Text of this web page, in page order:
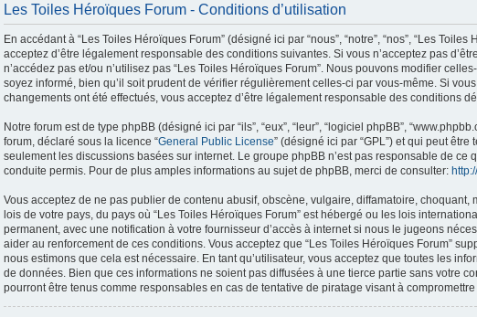
Les Toiles Héroïques Forum - Conditions d’utilisation
En accédant à “Les Toiles Héroïques Forum” (désigné ici par “nous”, “notre”, “nos”, “Les
acceptez d’être légalement responsable des conditions suivantes. Si vous n’acceptez pas
n’accédez pas et/ou n’utilisez pas “Les Toiles Héroïques Forum”. Nous pouvons modifier
soyez informé, bien qu’il soit prudent de vérifier régulièrement celles-ci par vous-même. Si
changements ont été effectués, vous acceptez d’être légalement responsable des conditions
Notre forum est de type phpBB (désigné ici par “ils”, “eux”, “leur”, “logiciel phpBB”,
forum, déclaré sous la licence “General Public License” (désigné ici par “GPL”) et qui peut être
seulement les discussions basées sur internet. Le groupe phpBB n’est pas responsable de ce
conduite permis. Pour de plus amples informations au sujet de phpBB, merci de consulter:
Vous acceptez de ne pas publier de contenu abusif, obscène, vulgaire, diffamatoire,
lois de votre pays, du pays où “Les Toiles Héroïques Forum” est hébergé ou les lois
permanent, avec une notification à votre fournisseur d’accès à internet si nous le jugeons
aider au renforcement de ces conditions. Vous acceptez que “Les Toiles Héroïques Forum”
nous estimons que cela est nécessaire. En tant qu’utilisateur, vous acceptez que toutes les
de données. Bien que ces informations ne soient pas diffusées à une tierce partie sans votre
pourront être tenus comme responsables en cas de tentative de piratage visant à